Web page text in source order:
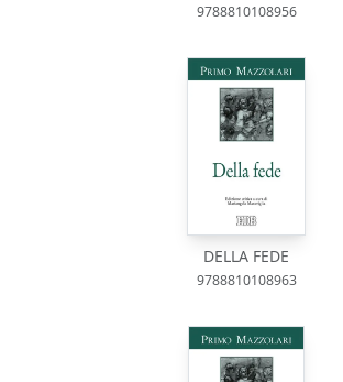
9788810108956
DELLA FEDE
9788810108963